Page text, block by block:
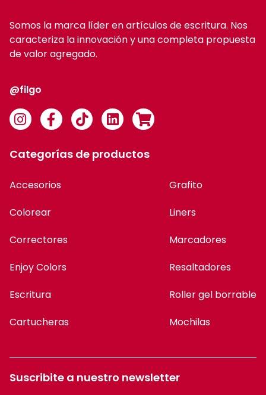
Somos la marca líder en artículos de escritura. Nos
caracteriza la innovación y una completa propuesta
de valor agregado.
@filgo
Categorías de productos
Accesorios
Colorear
Correctores
Enjoy Colors
Escritura
Cartucheras
Grafito
Liners
Marcadores
Resaltadores
Roller gel borrable
Mochilas
Suscribite a nuestro newsletter